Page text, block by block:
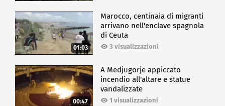
01:03
Marocco, centinaia di migranti
arrivano nell'enclave spagnola
di Ceuta
3 visualizzazioni
00:47
A Medjugorje appiccato
incendio all'altare e statue
vandalizzate
1 visualizzazioni